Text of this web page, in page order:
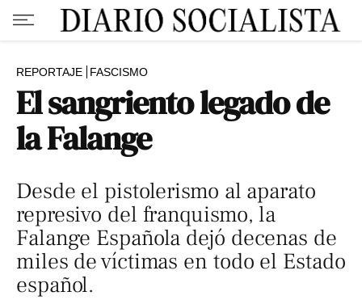
REPORTAJE FASCISMO
El sangriento legado de
la Falange
Desde el pistolerismo al aparato
represivo del franquismo, la
Falange Española dejó decenas de
miles de víctimas en todo el Estado
español.